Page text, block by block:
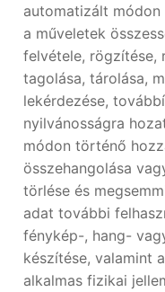
automatizált
a műveletek
felvétele, rögzítése,
tagolása, tárolása,
lekérdezése,
nyilvánosságra
módon történő
összehangolása
törlése és
adat további
fénykép-, hang-
készítése, valamint
alkalmas fizikai